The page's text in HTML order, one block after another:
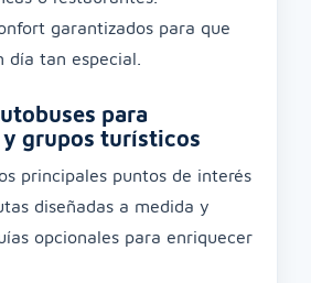
garantizados para que
tan especial.
para
grupos turísticos
principales puntos de interés
diseñadas a medida y
opcionales para enriquecer